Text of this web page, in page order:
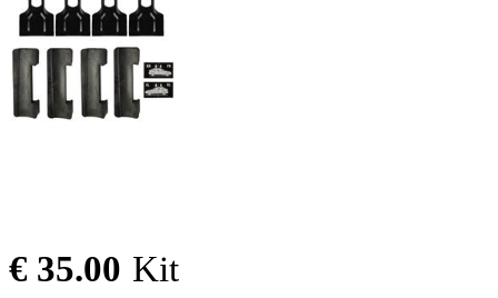
€ 35.00 Kit